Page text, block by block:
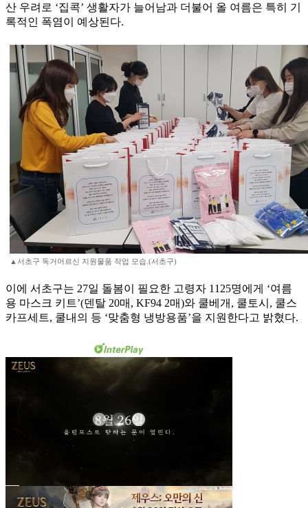
산 우려로 ‘집콕’ 생활자가 늘어남과 더불어 올 여름은 특히 기
록적인 폭염이 예상된다.
▲서초구 독거어르신 지원물품 작업 모습.(서초구)
이에 서초구는 27일 돌봄이 필요한 고령자 1125명에게 ‘여름
용 마스크 키트’(덴탈 20매, KF94 2매)와 쿨베개, 쿨토시, 쿨스
카프세트, 쿨내의 등 ‘맞춤형 냉방용품’을 지원한다고 밝혔다.